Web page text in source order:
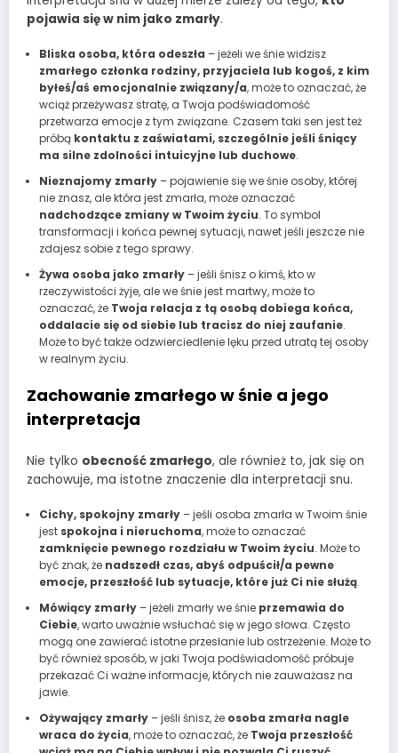
pojawia się w nim jako zmarły.
Bliska osoba, która odeszła – jeżeli we śnie widzisz
zmarłego członka rodziny, przyjaciela lub kogoś, z kim
byłeś/aś emocjonalnie związany/a, może to oznaczać, że
wciąż przeżywasz stratę, a Twoja podświadomość
przetwarza emocje z tym związane. Czasem taki sen jest też
próbą kontaktu z zaświatami, szczególnie jeśli śniący
ma silne zdolności intuicyjne lub duchowe.
Nieznajomy zmarły– pojawienie się we śnie osoby, której
nie znasz, ale która jest zmarła, może oznaczać
nadchodzące zmiany w Twoim życiu. To symbol
transformacji i końca pewnej sytuacji, nawet jeśli jeszcze nie
zdajesz sobie z tego sprawy.
Żywa osoba jako zmarły– jeśli śnisz o kimś, kto w
rzeczywistości żyje, ale we śnie jest martwy, może to
oznaczać, że Twoja relacja z tą osobą dobiega końca,
oddalacie się od siebie lub tracisz do niej zaufanie.
Może to być także odzwierciedlenie lęku przed utratą tej osoby
w realnym życiu.
Zachowanie zmarłego w śnie a jego
interpretacja
Nie tylko obecność zmarłego, ale również to, jak się on
zachowuje, ma istotne znaczenie dla interpretacji snu.
Cichy, spokojny zmarły– jeśli osoba zmarła w Twoim śnie
jest spokojna i nieruchoma, może to oznaczać
zamknięcie pewnego rozdziału w Twoim życiu. Może to
być znak, że nadszedł czas, abyś odpuścił/a pewne
emocje, przeszłość lub sytuacje, które już Ci nie służą.
Mówiący zmarły– jeżeli zmarły we śnie przemawia do
Ciebie, warto uważnie wsłuchać się w jego słowa. Często
mogą one zawierać istotne przesłanie lub ostrzeżenie. Może to
być również sposób, w jaki Twoja podświadomość próbuje
przekazać Ci ważne informacje, których nie zauważasz na
jawie.
Ożywający zmarły– jeśli śnisz, że osoba zmarła nagle
wraca do życia, może to oznaczać, że Twoja przeszłość